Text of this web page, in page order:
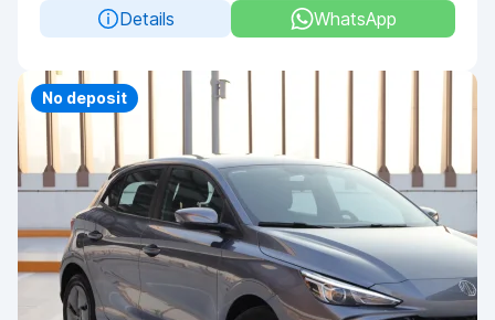
Details
WhatsApp
Priority
No deposit